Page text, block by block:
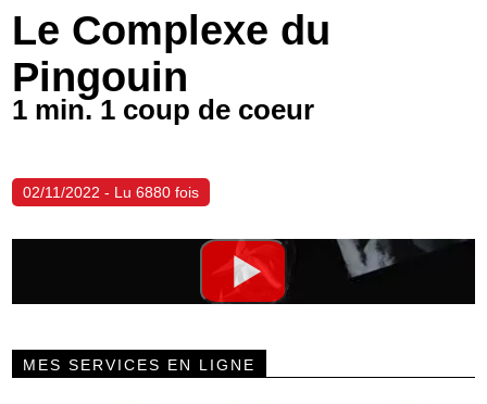
Economie
Services
Contacts
Le Complexe du
Pingouin
1 min. 1 coup de coeur
02/11/2022 - Lu 6880 fois
MES SERVICES EN LIGNE